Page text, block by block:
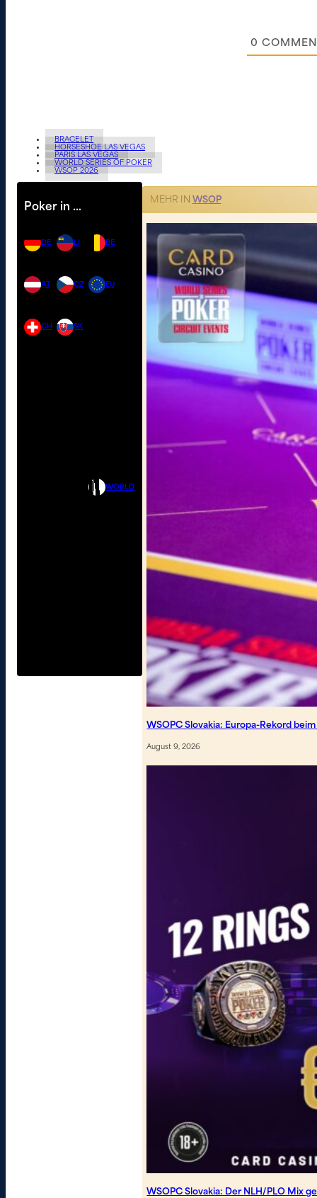
0
BRACELET
HORSESHOE LAS VEGAS
PARIS LAS VEGAS
WORLD SERIES OF POKER
WSOP 2026
Poker in …
DE
AT
CH
LI
CZ
SK
BE
EU
WORLD
MEHR IN WSOP
WSOPC Slovakia: Europa-Rekord
August 9, 2026
WSOPC Slovakia: Der NLH/PLO Mix